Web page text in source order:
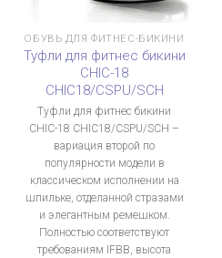
ОБУВЬ ДЛЯ ФИТНЕС-БИКИНИ
Туфли для фитнес бикини
CHIC-18
CHIC18/CSPU/SCH
Туфли для фитнес бикини
CHIC-18 CHIC18/CSPU/SCH –
вариация второй по
популярности модели в
классическом исполнении на
шпильке, отделанной стразами
и элегантным ремешком.
Полностью соответствуют
требованиям IFBB, высота